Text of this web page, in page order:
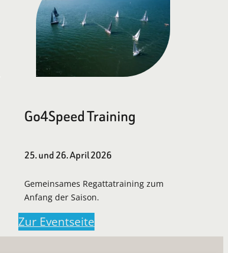
Go4Speed Training
25. und 26. April 2026
Gemeinsames Regattatraining zum
Anfang der Saison.
Zur Eventseite